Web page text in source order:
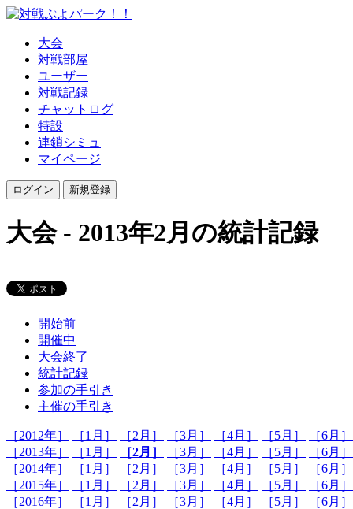
大会
対戦部屋
ユーザー
対戦記録
チャットログ
特設
連鎖シミュ
マイページ
大会 - 2013年2月の統計記録
開始前
開催中
大会終了
統計記録
参加の手引き
主催の手引き
［2012年］ ［1月］ ［2月］ ［3月］ ［4月］ ［5月］
［6月］
［2013年］
［1月］ ［2月］ ［3月］ ［4月］ ［5月］
［6月］
［2014年］
［1月］ ［2月］ ［3月］ ［4月］ ［5月］
［6月］
［2015年］
［1月］ ［2月］ ［3月］ ［4月］ ［5月］
［6月］
［2016年］
［1月］ ［2月］ ［3月］ ［4月］ ［5月］
［6月］